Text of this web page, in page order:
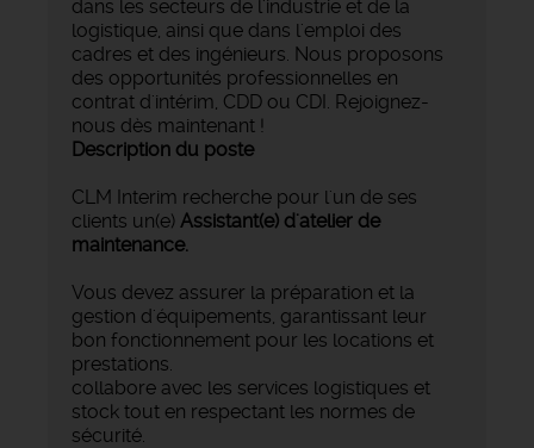
dans les secteurs de l'industrie et de la
logistique, ainsi que dans l'emploi des
cadres et des ingénieurs. Nous proposons
des opportunités professionnelles en
contrat d'intérim, CDD ou CDI. Rejoignez-
nous dès maintenant !
Description du poste
CLM Interim recherche pour l'un de ses
clients un(e) Assistant(e) d'atelier de
maintenance.
Vous devez assurer la préparation et la
gestion d'équipements, garantissant leur
bon fonctionnement pour les locations et
prestations.
collabore avec les services logistiques et
stock tout en respectant les normes de
sécurité.